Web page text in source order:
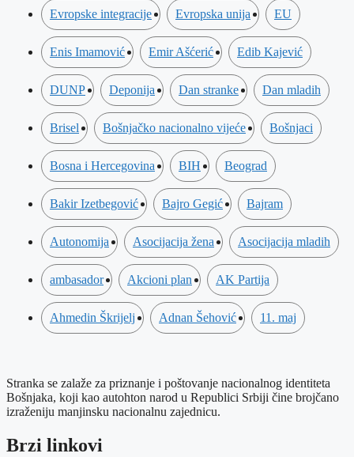
Evropske integracije Evropska unija EU
Enis Imamović Emir Ašćerić Edib Kajević
DUNP Deponija Dan stranke Dan mladih
Brisel Bošnjačko nacionalno vijeće Bošnjaci
Bosna i Hercegovina BIH Beograd
Bakir Izetbegović Bajro Gegić Bajram
Autonomija Asocijacija žena Asocijacija mladih
ambasador Akcioni plan AK Partija
Ahmedin Škrijelj Adnan Šehović 11. maj
Stranka se zalaže za priznanje i poštovanje nacionalnog identiteta
Bošnjaka, koji kao autohton narod u Republici Srbiji čine brojčano
izraženiju manjinsku nacionalnu zajednicu.
Brzi linkovi